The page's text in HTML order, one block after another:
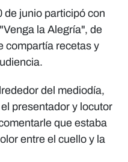
de junio participó con
la Alegría", de
compartía recetas y
del mediodía,
presentador y locutor
que estaba
entre el cuello y la